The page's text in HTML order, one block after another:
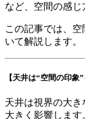
など、空間の感じ
この記事では、
いて解説します。
【天井は“空間の印象”
天井は視界の大
大きく影響します